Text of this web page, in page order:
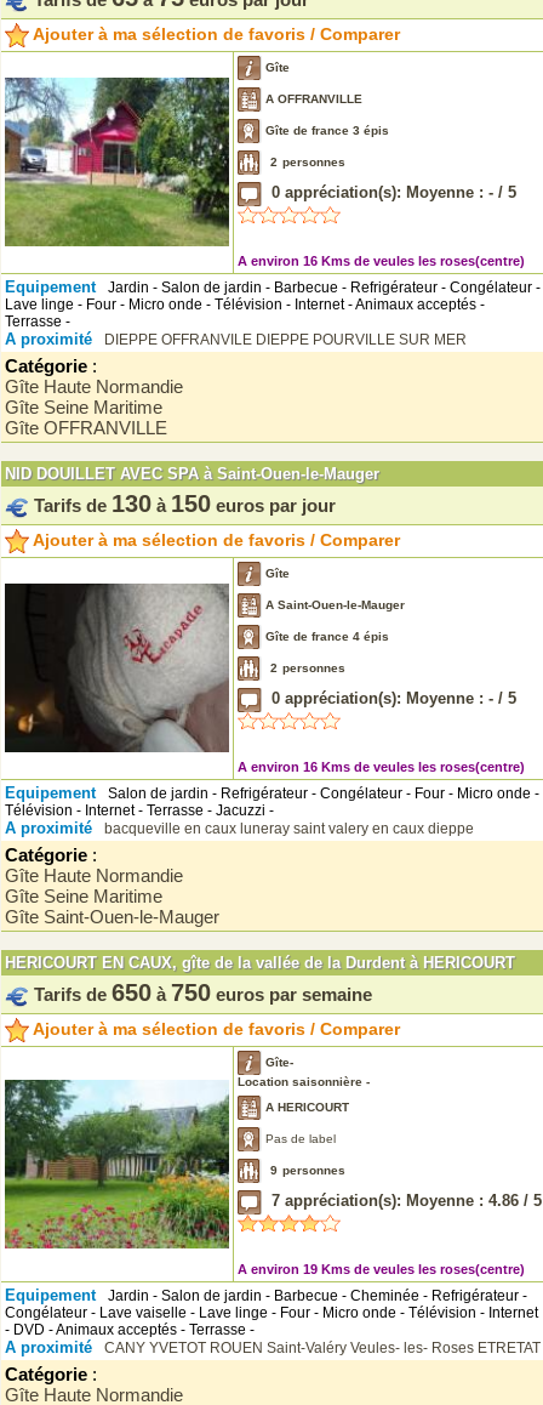
Ajouter à ma sélection de favoris / Comparer
Gîte
A OFFRANVILLE
Gîte de france 3 épis
2 personnes
0 appréciation(s): Moyenne : - / 5
A environ 16 Kms de veules les roses(centre)
Equipement
Jardin - Salon de jardin - Barbecue - Refrigérateur - Congélateur -
Lave linge - Four - Micro onde - Télévision - Internet - Animaux acceptés -
Terrasse -
A proximité DIEPPE OFFRANVILE DIEPPE POURVILLE SUR MER
Catégorie :
Gîte Haute Normandie
Gîte Seine Maritime
Gîte OFFRANVILLE
NID DOUILLET AVEC SPA à Saint-Ouen-le-Mauger
Tarifs de 130 à 150 euros par jour
Ajouter à ma sélection de favoris / Comparer
Gîte
A Saint-Ouen-le-Mauger
Gîte de france 4 épis
2 personnes
0 appréciation(s): Moyenne : - / 5
A environ 16 Kms de veules les roses(centre)
Equipement
Salon de jardin - Refrigérateur - Congélateur - Four - Micro onde -
Télévision - Internet - Terrasse - Jacuzzi -
A proximité bacqueville en caux luneray saint valery en caux dieppe
Catégorie :
Gîte Haute Normandie
Gîte Seine Maritime
Gîte Saint-Ouen-le-Mauger
HERICOURT EN CAUX, gîte de la vallée de la Durdent à HERICOURT
Tarifs de 650 à 750 euros par semaine
Ajouter à ma sélection de favoris / Comparer
Gîte-
Location saisonnière -
A HERICOURT
Pas de label
9 personnes
7 appréciation(s): Moyenne : 4.86 / 5
A environ 19 Kms de veules les roses(centre)
Equipement
Jardin - Salon de jardin - Barbecue - Cheminée - Refrigérateur -
Congélateur - Lave vaiselle - Lave linge - Four - Micro onde - Télévision - Internet
- DVD - Animaux acceptés - Terrasse -
A proximité CANY YVETOT ROUEN Saint-Valéry Veules- les- Roses ETRETAT
Catégorie :
Gîte Haute Normandie